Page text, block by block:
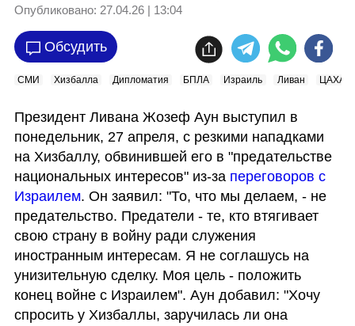
Опубликовано: 27.04.26 | 13:04
Обсудить
СМИ Хизбалла Дипломатия БПЛА Израиль Ливан ЦАХАЛ
Президент Ливана Жозеф Аун выступил в
понедельник, 27 апреля, с резкими нападками
на Хизбаллу, обвинившей его в "предательстве
национальных интересов" из-за переговоров с
Израилем. Он заявил: "То, что мы делаем, - не
предательство. Предатели - те, кто втягивает
свою страну в войну ради служения
иностранным интересам. Я не соглашусь на
унизительную сделку. Моя цель - положить
конец войне с Израилем". Аун добавил: "Хочу
спросить у Хизбаллы, заручилась ли она